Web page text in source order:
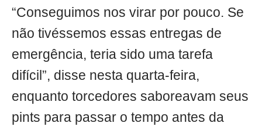
“Conseguimos nos virar por pouco. Se
não tivéssemos essas entregas de
emergência, teria sido uma tarefa
difícil”, disse nesta quarta-feira,
enquanto torcedores saboreavam seus
pints para passar o tempo antes da